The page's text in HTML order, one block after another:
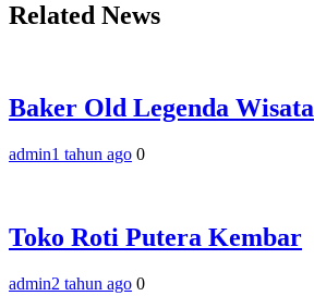
Related News
Baker Old Legenda Wisata
admin1 tahun ago 0
Toko Roti Putera Kembar
admin2 tahun ago 0